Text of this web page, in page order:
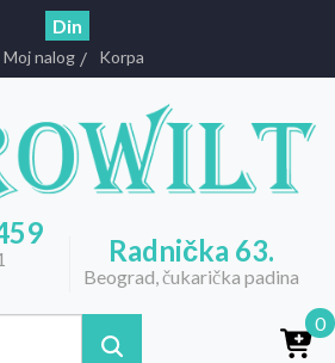
Din
Moj nalog Korpa
Radnička 63.
Beograd, čukarička padina
0